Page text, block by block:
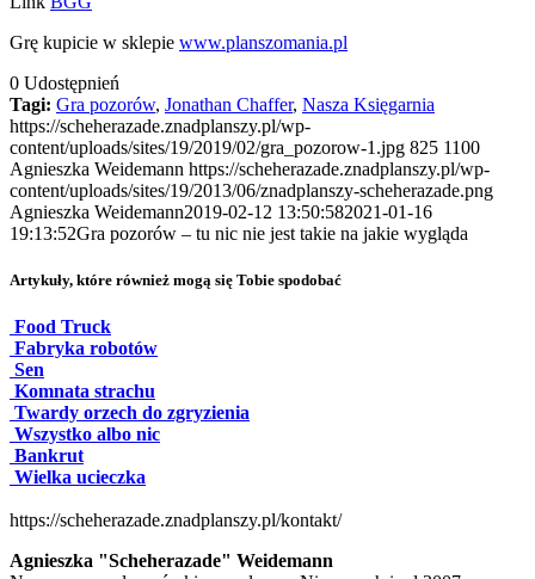
Grę kupicie w sklepie www.planszomania.pl
0 Udostępnień
Tagi: Gra pozorów, Jonathan Chaffer, Nasza Księgarnia
https://scheherazade.znadplanszy.pl/wp-
content/uploads/sites/19/2019/02/gra_pozorow-1.jpg 825 1100
Agnieszka Weidemann https://scheherazade.znadplanszy.pl/wp-
content/uploads/sites/19/2013/06/znadplanszy-scheherazade.png
Agnieszka Weidemann2019-02-12 13:50:582021-01-16
19:13:52Gra pozorów – tu nic nie jest takie na jakie wygląda
Artykuły, które również mogą się Tobie spodobać
Food Truck
Fabryka robotów
Sen
Komnata strachu
Twardy orzech do zgryzienia
Wszystko albo nic
Bankrut
Wielka ucieczka
https://scheherazade.znadplanszy.pl/kontakt/
Agnieszka "Scheherazade" Weidemann